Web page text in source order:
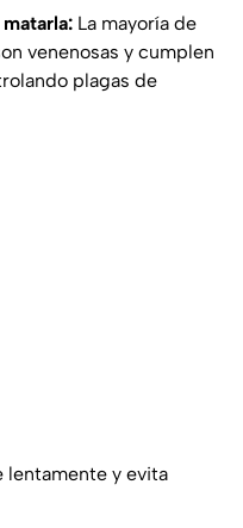
La mayoría de
venenosas y cumplen
plagas de
lentamente y evita